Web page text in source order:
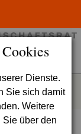
Dienste.
Sie sich damit
Weitere
Sie über den